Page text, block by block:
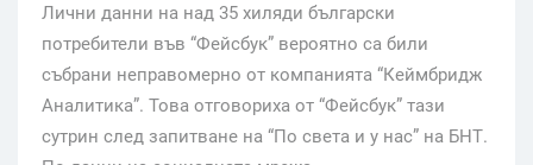
Лични данни на над 35 хиляди български
потребители във “Фейсбук” вероятно са били
събрани неправомерно от компанията “Кеймбридж
Аналитика”. Това отговориха от “Фейсбук” тази
сутрин след запитване на “По света и у нас” на БНТ.